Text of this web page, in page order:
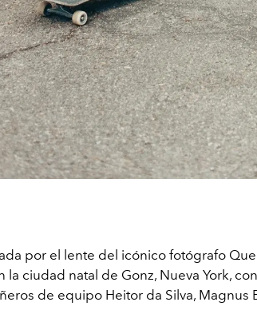
por el lente del icónico fotógrafo
la ciudad natal de Gonz, Nueva York,
de equipo Heitor da Silva, Magnus